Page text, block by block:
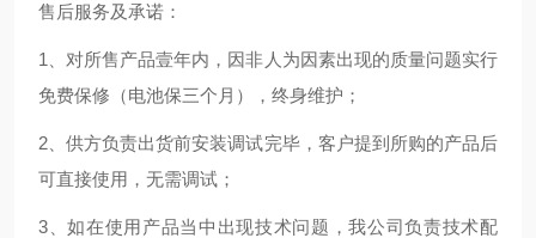
售后服务及承诺：
1、对所售产品壹年内，因非人为因素出现的质量问题实行
免费保修（电池保三个月），终身维护；
2、供方负责出货前安装调试完毕，客户提到所购的产品后
可直接使用，无需调试；
3、如在使用产品当中出现技术问题，我公司负责技术配